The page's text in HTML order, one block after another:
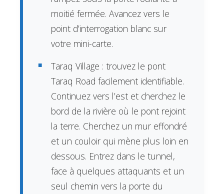
moitié fermée. Avancez vers le
point d’interrogation blanc sur
votre mini-carte.
Taraq Village : trouvez le pont
Taraq Road facilement identifiable.
Continuez vers l’est et cherchez le
bord de la rivière où le pont rejoint
la terre. Cherchez un mur effondré
et un couloir qui mène plus loin en
dessous. Entrez dans le tunnel,
face à quelques attaquants et un
seul chemin vers la porte du